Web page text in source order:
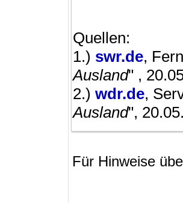
Quellen:
1.) swr.de,
Ausland" ,
2.) wdr.de,
Ausland",
Für Hinweise